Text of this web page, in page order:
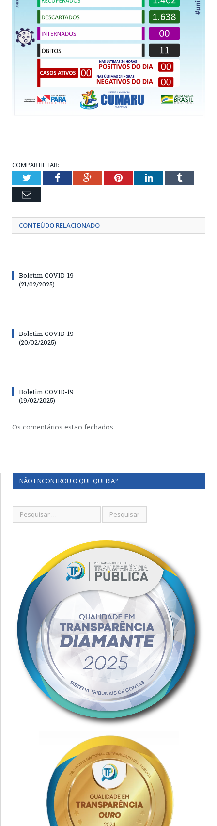
COMPARTILHAR:
TwitterFacebookGoogle+PinterestLinkedInTumblr
Email
CONTEÚDO RELACIONADO
Boletim COVID-19
(21/02/2025)
Boletim COVID-19
(20/02/2025)
Boletim COVID-19
(19/02/2025)
Os comentários estão fechados.
NÃO ENCONTROU O QUE QUERIA?